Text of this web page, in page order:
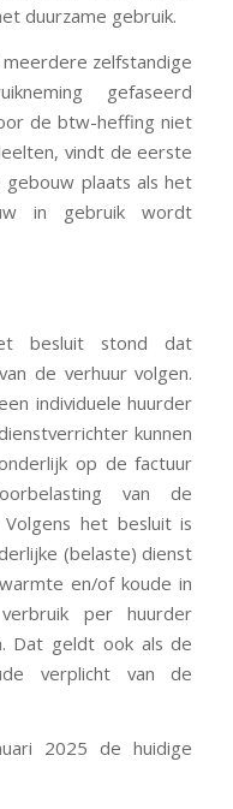
duurzame gebruik.
zelfstandige
gefaseerd
de btw-heffing niet
vindt de eerste
gebouw plaats als het
in gebruik wordt
besluit stond dat
de verhuur volgen.
individuele huurder
kunnen
op de factuur
van de
het besluit is
(belaste) dienst
en/of koude in
per huurder
Dat geldt ook als de
verplicht van de
2025 de huidige